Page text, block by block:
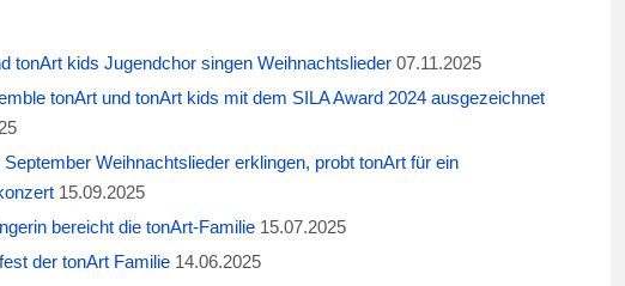
tonArt kids Jugendchor singen Weihnachtslieder 07.11.2025
tonArt und tonArt kids mit dem SILA Award 2024 ausgezeichnet
Weihnachtslieder erklingen, probt tonArt für ein
15.09.2025
bereicht die tonArt-Familie 15.07.2025
der tonArt Familie 14.06.2025